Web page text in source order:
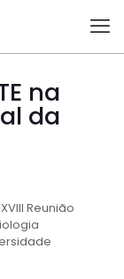
na
da
Reunião